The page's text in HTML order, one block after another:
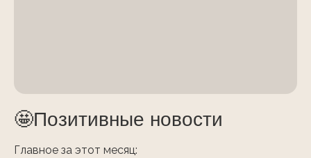
🤩Позитивные новости ⠀ ⠀
Главное за этот месяц: ⠀ ⠀